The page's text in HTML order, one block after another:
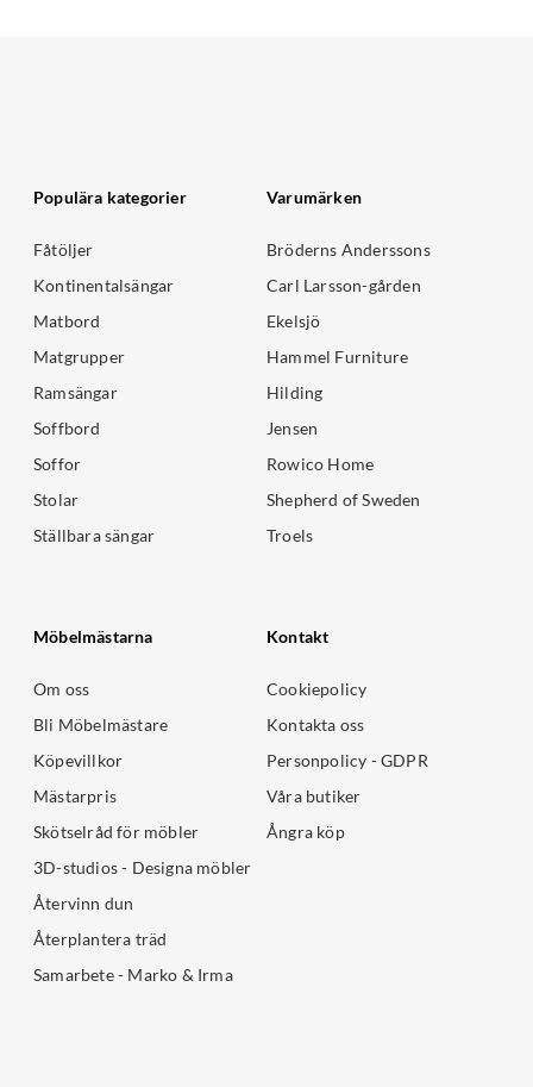
Populära kategorier
Fåtöljer
Kontinentalsängar
Matbord
Matgrupper
Ramsängar
Soffbord
Soffor
Stolar
Ställbara sängar
Varumärken
Bröderns Anderssons
Carl Larsson-gården
Ekelsjö
Hammel Furniture
Hilding
Jensen
Rowico Home
Shepherd of Sweden
Troels
Möbelmästarna
Om oss
Bli Möbelmästare
Köpevillkor
Mästarpris
Skötselråd för möbler
3D-studios - Designa möbler
Återvinn dun
Återplantera träd
Samarbete - Marko & Irma
Kontakt
Cookiepolicy
Kontakta oss
Personpolicy - GDPR
Våra butiker
Ångra köp